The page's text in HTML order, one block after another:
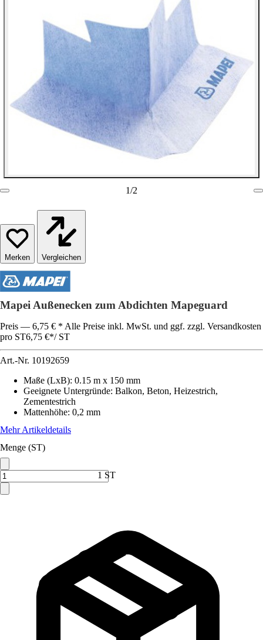
1/2
Vergleichen
Mapei Außenecken zum Abdichten Mapeguard
Preis — 6,75 € * Alle Preise inkl. MwSt. und ggf. zzgl. Versandkosten
pro ST6,75 €*/ ST
Art.-Nr. 10192659
Maße (LxB): 0.15 m x 150 mm
Geeignete Untergründe: Balkon, Beton, Heizestrich,
Zementestrich
Mattenhöhe: 0,2 mm
Mehr Artikeldetails
Menge (ST)
1 ST